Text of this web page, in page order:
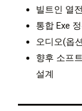
빌트인 열
통합 Exe
오디오(옵
향후 소프
설계